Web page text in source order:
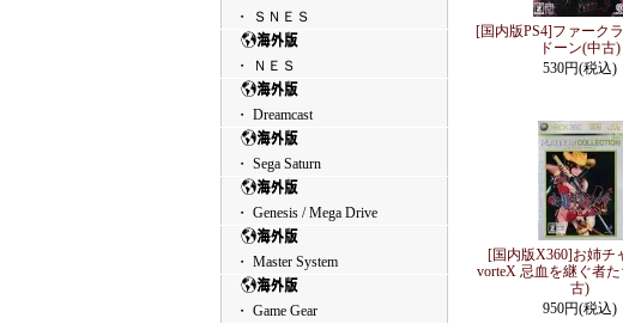
・ ＳＮＥＳ
・ ＮＥＳ
・ Dreamcast
・ Sega Saturn
・ Genesis / Mega Drive
・ Master System
・ Game Gear
[国内版PS4]ファーク
ドーン(中古)
530円(税込)
[国内版X360]お姉チ
vorteX 忌血を継ぐ者
古)
950円(税込)